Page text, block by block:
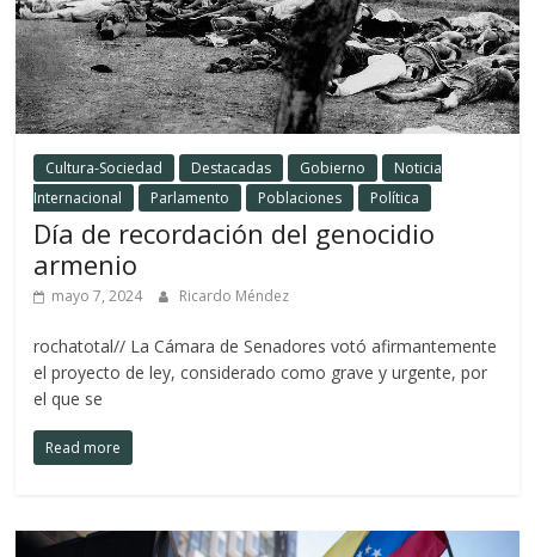
Cultura-Sociedad Destacadas Gobierno
Noticia
Internacional
Parlamento Poblaciones Política
Día de recordación del genocidio
armenio
mayo 7, 2024 Ricardo Méndez
rochatotal// La Cámara de Senadores votó afirmantemente
el proyecto de ley, considerado como grave y urgente, por
el que se
Read more